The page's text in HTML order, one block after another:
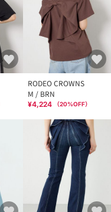
RODEO CROWNS
M / BRN
¥4,224 （20%OFF）